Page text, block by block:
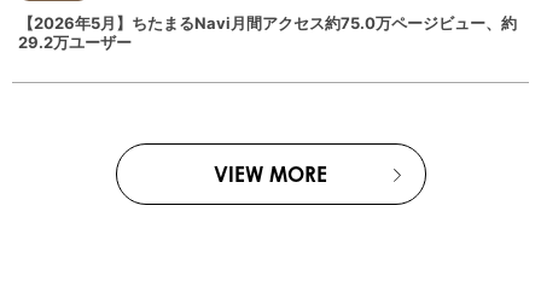
【2026年5月】ちたまるNavi月間アクセス約75.0万ページビュー、約
29.2万ユーザー
VIEW MORE